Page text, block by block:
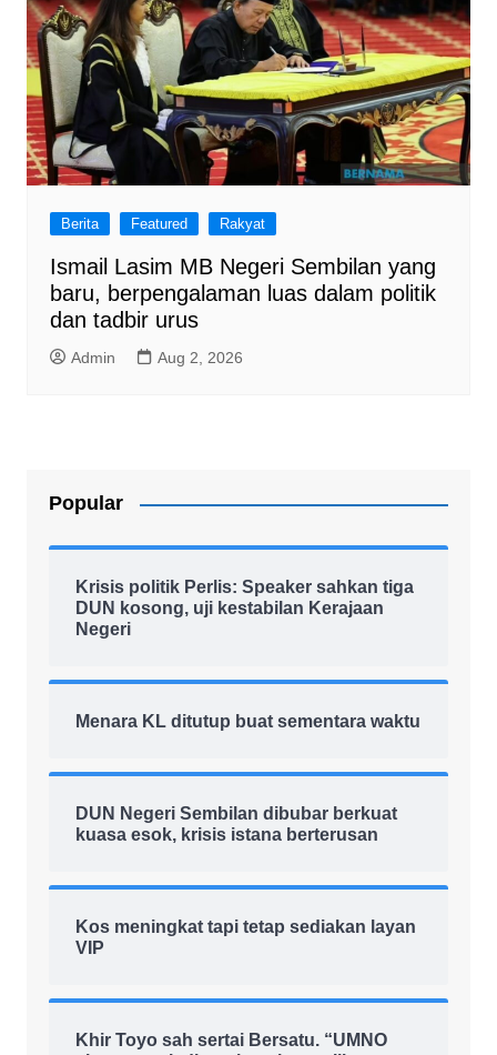
Berita Featured Rakyat
Ismail Lasim MB Negeri Sembilan yang
baru, berpengalaman luas dalam politik
dan tadbir urus
Admin Aug 2, 2026
Popular
Krisis politik Perlis: Speaker sahkan tiga
DUN kosong, uji kestabilan Kerajaan
Negeri
Menara KL ditutup buat sementara waktu
DUN Negeri Sembilan dibubar berkuat
kuasa esok, krisis istana berterusan
Kos meningkat tapi tetap sediakan layan
VIP
Khir Toyo sah sertai Bersatu. “UMNO